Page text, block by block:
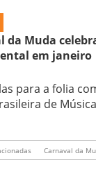
da Muda
em janeiro
para a folia
de
Carnaval da